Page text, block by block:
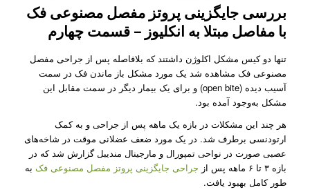
بررسی جایگزینی پروتز مفصل مصنوعی فک
با مفاصل مبتلا به انکلیوز – قسمت چهارم
تنها دو کیس مشکل اکلوژن داشتند که بلافاصله پس از جراحی مفصل
مصنوعی فک مشاهده شد یک مورد مشکل باز ماندن فک در سمت
آسیب دیده (open bite) و برای یک بیمار دیگر در سمت مقابل این
مشکل به‌وجود آمده بود.
هر چند این مشکلات در بازه یک ماهه پس از جراحی و به کمک
ارتودنسی برطرف شد. در یک مورد ضعف عضلانی موقت در شاخه‌های
عصبی صورت در نواحی تمپورال و مارجینال مندیبل گزارش شد که در
بازه ۳ تا ۶ ماهه پس از
جراحی جایگزینی پروتز مفصل مصنوعی فک به
طور کامل بهبود یافت.